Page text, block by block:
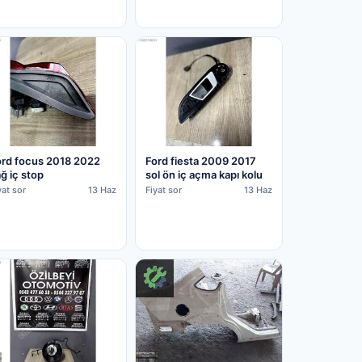
focus 2018 2022
iç stop
sor 13 Haz
Ford fiesta 2009 2017
sol ön iç açma kapı kolu
Fiyat sor 13 Haz